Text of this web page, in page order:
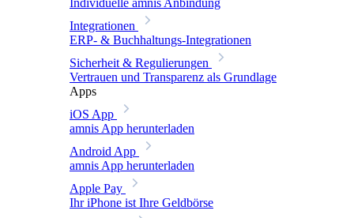
Individuelle amnis Anbindung
Integrationen
ERP- & Buchhaltungs-Integrationen
Sicherheit & Regulierungen
Vertrauen und Transparenz als Grundlage
Apps
iOS App
amnis App herunterladen
Android App
amnis App herunterladen
Apple Pay
Ihr iPhone ist Ihre Geldbörse